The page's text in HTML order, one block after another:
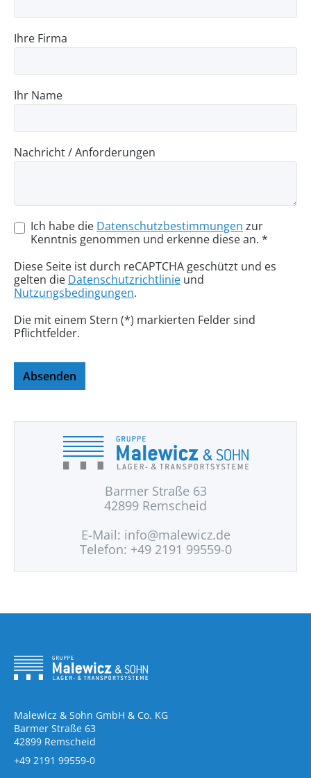
Ihre Firma
Ihr Name
Nachricht / Anforderungen
Ich habe die Datenschutzbestimmungen zur
Kenntnis genommen und erkenne diese an. *
Diese Seite ist durch reCAPTCHA geschützt und es
gelten die Datenschutzrichtlinie und
Nutzungsbedingungen.
Die mit einem Stern (*) markierten Felder sind
Pflichtfelder.
Absenden
Barmer Straße 63
42899 Remscheid
E-Mail: info@malewicz.de
Telefon: +49 2191 99559-0
Malewicz & Sohn GmbH & Co. KG
Barmer Straße 63
42899 Remscheid
+49 2191 99559-0